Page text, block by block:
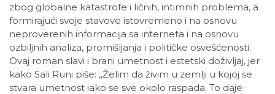
zbog globalne katastrofe i ličnih, intimnih problema, a
formirajući svoje stavove istovremeno i na osnovu
neproverenih informacija sa interneta i na osnovu
ozbiljnih analiza, promišljanja i političke osvešćenosti.
Ovaj roman slavi i brani umetnost i estetski doživljaj, jer
kako Sali Runi piše: „Želim da živim u zemlji u kojoj se
stvara umetnost iako se sve okolo raspada. To daje